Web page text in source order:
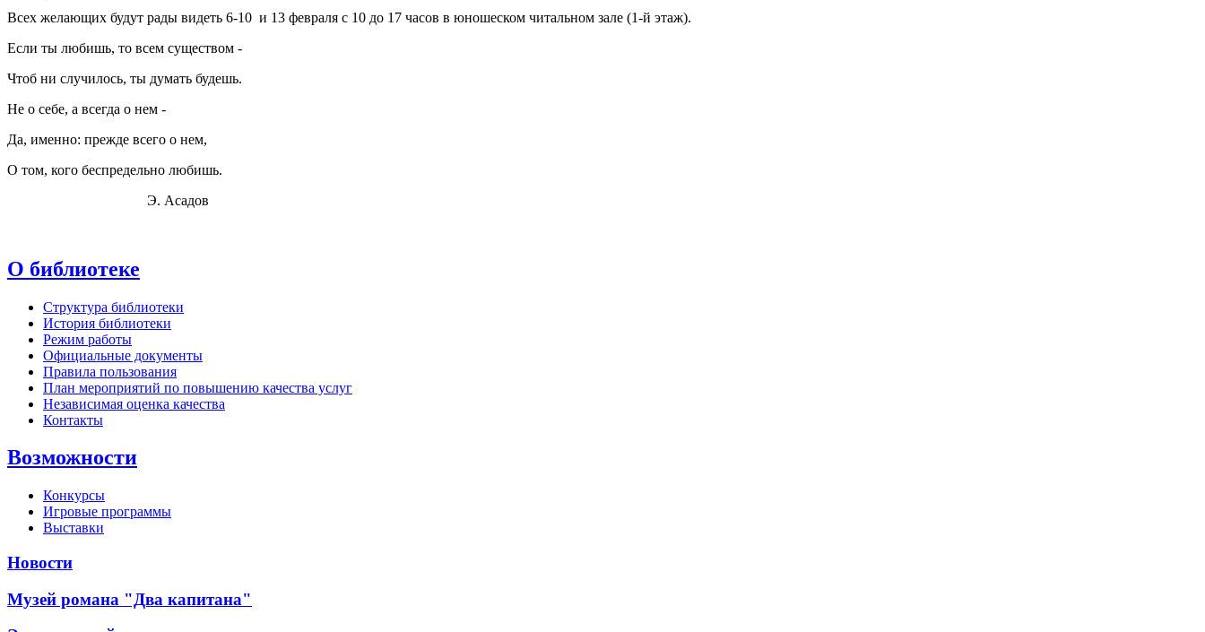
Всех желающих будут рады видеть 6-10 и 13 февраля с 10 до 17 часов в юношеском читальном зале (1-й этаж).
Если ты любишь, то всем существом -
Чтоб ни случилось, ты думать будешь.
Не о себе, а всегда о нем -
Да, именно: прежде всего о нем,
О том, кого беспредельно любишь.
Э. Асадов
О библиотеке
Структура библиотеки
История библиотеки
Режим работы
Официальные документы
Правила пользования
План мероприятий по повышению качества услуг
Независимая оценка качества
Контакты
Возможности
Конкурсы
Игровые программы
Выставки
Новости
Музей романа "Два капитана"